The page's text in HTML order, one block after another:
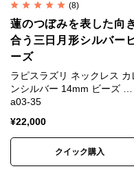
瑠璃と呼ばれ
ラズリ
ラピスラズリは12月
古来、ラピスラズリは
仏教の経典では薬師
を、瑠璃を大地とし、
(8)
蓮のつぼみを表した向
合う三日月形シルバー
ーズ
ラピスラズリ ネックレス カ
ンシルバー 14mm ビーズ …
a03-35
¥22,000
クイック購入